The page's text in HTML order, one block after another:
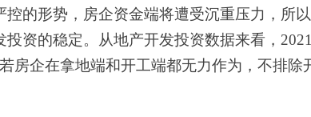
的形势，房企资金端将遭受沉重压力，所
资的稳定。从地产开发投资数据来看，
房企在拿地端和开工端都无力作为，不排